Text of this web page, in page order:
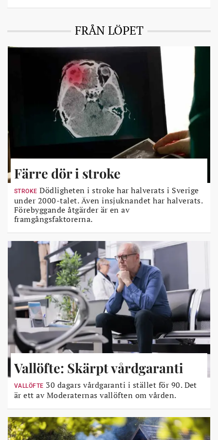
FRÅN LÖPET
Färre dör i stroke
STROKE Dödligheten i stroke har halverats i Sverige
under 2000-talet. Även insjuknandet har halverats.
Förebyggande åtgärder är en av
framgångsfaktorerna.
Vallöfte: Skärpt vårdgaranti
VALLÖFTE 30 dagars vårdgaranti i stället för 90. Det
är ett av Moderaternas vallöften om vården.